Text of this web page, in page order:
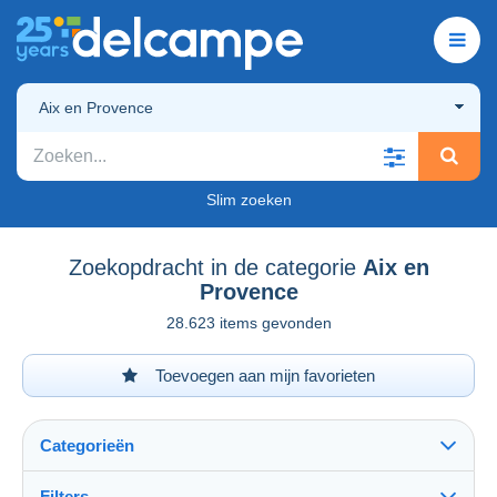
Aix en Provence
Slim zoeken
Zoekopdracht in de categorie Aix en
Provence
28.623 items gevonden
Toevoegen aan mijn favorieten
Categorieën